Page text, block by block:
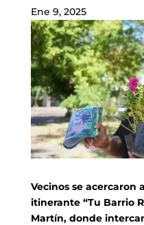
Ene 9, 2025
Vecinos se acercaron
itinerante “Tu Barrio
Martín, donde